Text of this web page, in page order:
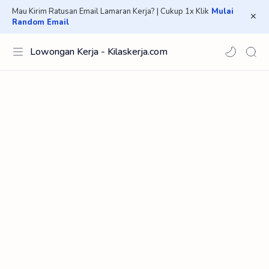
Mau Kirim Ratusan Email Lamaran Kerja? | Cukup 1x Klik Mulai
Random Email
Lowongan Kerja - Kilaskerja.com